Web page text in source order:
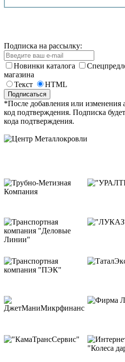
Подписка на рассылку:
Новинки каталога
магазина
Текст
HTML
*После добавления или изменения
код подтверждения. Подписка
кода подтверждения.